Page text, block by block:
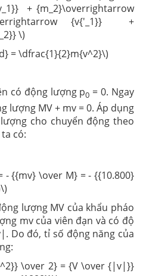
+ {m_2}\overrightarrow
{v{'_1}} +
\)
= \dfrac{1}{2}m{v^2}\)
có động lượng p0 = 0. Ngay
lượng MV + mv = 0. Áp dụng
cho chuyển động theo
có:
- {{mv} \over M} = - {{10.800}
lượng MV của khẩu pháo
mv của viên đạn và có độ
Do đó, tỉ số động năng của
\over 2} = {V \over {|v|}}